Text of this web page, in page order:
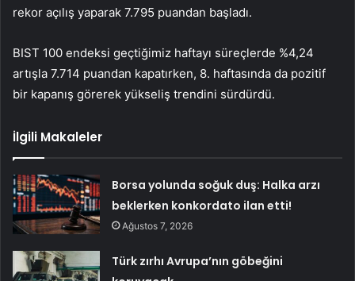
rekor açılış yaparak 7.795 puandan başladı.
BIST 100 endeksi geçtiğimiz haftayı süreçlerde %4,24
artışla 7.714 puandan kapatırken, 8. haftasında da pozitif
bir kapanış görerek yükseliş trendini sürdürdü.
İlgili Makaleler
Borsa yolunda soğuk duş: Halka arzı
beklerken konkordato ilan etti!
Ağustos 7, 2026
Türk zırhı Avrupa’nın göbeğini